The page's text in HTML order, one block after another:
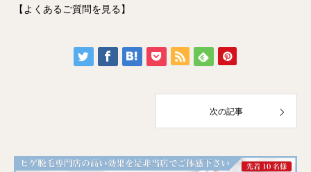
【よくあるご質問を見る】
次の記事